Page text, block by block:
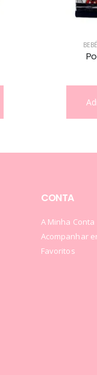
documentos
ao Pedido
CONTA
A Minha Conta
Acompanhar
Favoritos